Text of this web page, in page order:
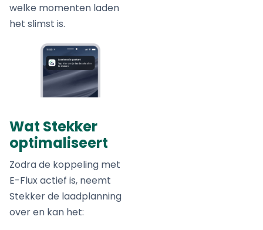
welke momenten laden
het slimst is.
Wat Stekker
optimaliseert
Zodra de koppeling met
E-Flux actief is, neemt
Stekker de laadplanning
over en kan het: